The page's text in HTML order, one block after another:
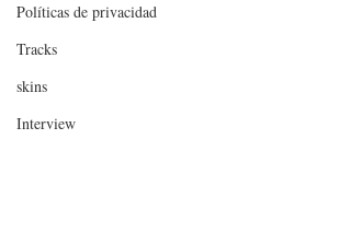
Políticas de privacidad
Tracks
skins
Interview